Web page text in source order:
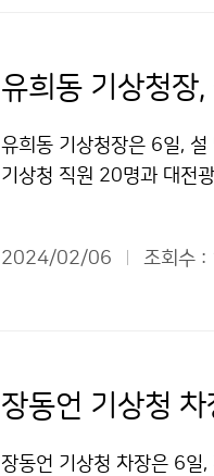
유희동 기상청장
유희동 기상청장은 6일,
기상청 직원 20명과 대전
2024/02/06 조회수 :
장동언 기상청
장동언 기상청 차장은 6일